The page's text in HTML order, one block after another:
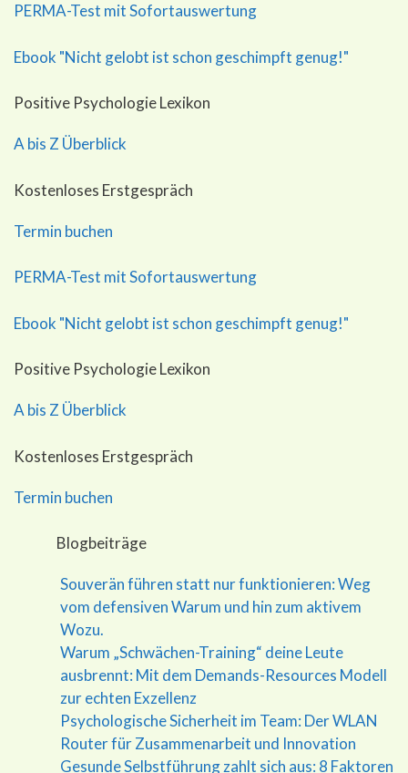
PERMA-Test mit Sofortauswertung
Ebook "Nicht gelobt ist schon geschimpft genug!"
Positive Psychologie Lexikon
A bis Z Überblick
Kostenloses Erstgespräch
Termin buchen
PERMA-Test mit Sofortauswertung
Ebook "Nicht gelobt ist schon geschimpft genug!"
Positive Psychologie Lexikon
A bis Z Überblick
Kostenloses Erstgespräch
Termin buchen
Blogbeiträge
Souverän führen statt nur funktionieren: Weg
vom defensiven Warum und hin zum aktivem
Wozu.
Warum „Schwächen-Training“ deine Leute
ausbrennt: Mit dem Demands-Resources Modell
zur echten Exzellenz
Psychologische Sicherheit im Team: Der WLAN
Router für Zusammenarbeit und Innovation
Gesunde Selbstführung zahlt sich aus: 8 Faktoren